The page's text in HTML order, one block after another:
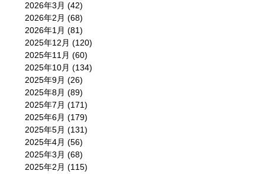
2026年3月 (42)
2026年2月 (68)
2026年1月 (81)
2025年12月 (120)
2025年11月 (60)
2025年10月 (134)
2025年9月 (26)
2025年8月 (89)
2025年7月 (171)
2025年6月 (179)
2025年5月 (131)
2025年4月 (56)
2025年3月 (68)
2025年2月 (115)